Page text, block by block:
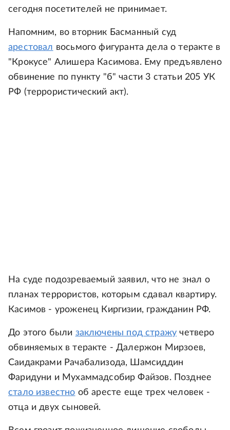
сегодня посетителей не принимает.
Напомним, во вторник Басманный суд
арестовал восьмого фигуранта дела о теракте в
"Крокусе" Алишера Касимова. Ему предъявлено
обвинение по пункту "б" части 3 статьи 205 УК
РФ (террористический акт).
На суде подозреваемый заявил, что не знал о
планах террористов, которым сдавал квартиру.
Касимов - уроженец Киргизии, гражданин РФ.
До этого были заключены под стражу четверо
обвиняемых в теракте - Далержон Мирзоев,
Саидакрами Рачабализода, Шамсиддин
Фаридуни и Мухаммадсобир Файзов. Позднее
стало известно об аресте еще трех человек -
отца и двух сыновей.